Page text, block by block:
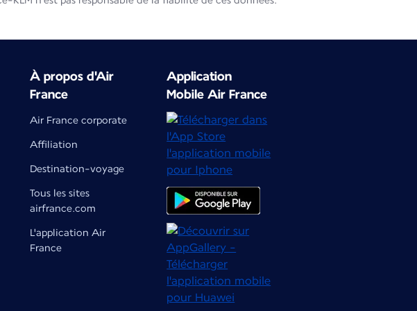
À propos d'Air
France
Air France corporate
Affiliation
Destination-voyage
Tous les sites
airfrance.com
L'application Air
France
Application
Mobile Air France